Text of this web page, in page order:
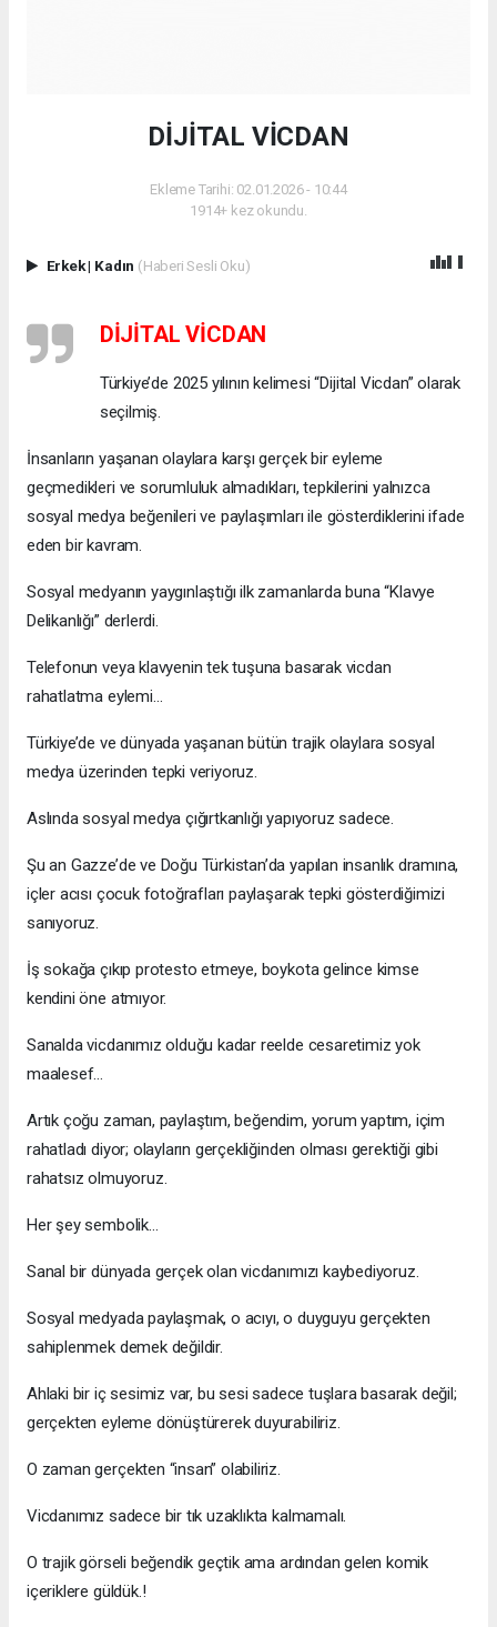
DİJİTAL VİCDAN
Ekleme Tarihi: 02.01.2026 - 10:44
1914+ kez okundu.
Erkek| Kadın (Haberi Sesli Oku)
DİJİTAL VİCDAN
Türkiye’de 2025 yılının kelimesi “Dijital Vicdan” olarak
seçilmiş.
İnsanların yaşanan olaylara karşı gerçek bir eyleme
geçmedikleri ve sorumluluk almadıkları, tepkilerini yalnızca
sosyal medya beğenileri ve paylaşımları ile gösterdiklerini ifade
eden bir kavram.
Sosyal medyanın yaygınlaştığı ilk zamanlarda buna “Klavye
Delikanlığı” derlerdi.
Telefonun veya klavyenin tek tuşuna basarak vicdan
rahatlatma eylemi…
Türkiye’de ve dünyada yaşanan bütün trajik olaylara sosyal
medya üzerinden tepki veriyoruz.
Aslında sosyal medya çığırtkanlığı yapıyoruz sadece.
Şu an Gazze’de ve Doğu Türkistan’da yapılan insanlık dramına,
içler acısı çocuk fotoğrafları paylaşarak tepki gösterdiğimizi
sanıyoruz.
İş sokağa çıkıp protesto etmeye, boykota gelince kimse
kendini öne atmıyor.
Sanalda vicdanımız olduğu kadar reelde cesaretimiz yok
maalesef…
Artık çoğu zaman, paylaştım, beğendim, yorum yaptım, içim
rahatladı diyor; olayların gerçekliğinden olması gerektiği gibi
rahatsız olmuyoruz.
Her şey sembolik…
Sanal bir dünyada gerçek olan vicdanımızı kaybediyoruz.
Sosyal medyada paylaşmak, o acıyı, o duyguyu gerçekten
sahiplenmek demek değildir.
Ahlaki bir iç sesimiz var, bu sesi sadece tuşlara basarak değil;
gerçekten eyleme dönüştürerek duyurabiliriz.
O zaman gerçekten “insan” olabiliriz.
Vicdanımız sadece bir tık uzaklıkta kalmamalı.
O trajik görseli beğendik geçtik ama ardından gelen komik
içeriklere güldük.!